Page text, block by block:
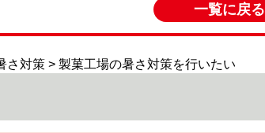
一覧に戻る
対策 > 製菓工場の暑さ対策を行いたい